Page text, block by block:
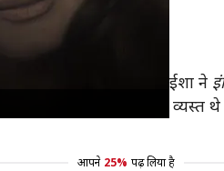
छीनी थीं। इस पर ईशा ने
सभी अपने काम में बहुत व्यस्त
आपने 25% पढ़ लिया है